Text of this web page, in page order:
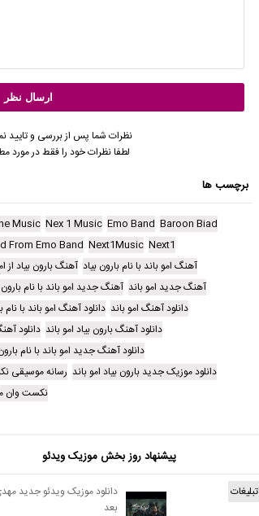
نظرات شما پس از بررسی و تایید
لطفا نظرات خود را فقط در مورد
برچسب ها
Baroon Biad
Emo Band
Nex 1 Music
Music
Next1
Next1Music
From Emo Band
آهنگ امو باند با نام بارون بیاد آهنگ بارون بیاد از
آهنگ جدید امو باند آهنگ جدید امو باند با نام بارون
دانلود آهنگ امو باند دانلود آهنگ امو باند با نام
دانلود آهنگ بارون بیاد امو باند دانلود
دانلود آهنگ جدید امو باند با نام
دانلود موزیک جدید بارون بیاد امو باند رسانه موسیقی
نکست وان
تبلیغات
پیشنهاد روز بخش موزیک ویدئو
دانلود موزیک ویدئو جدید
بعد